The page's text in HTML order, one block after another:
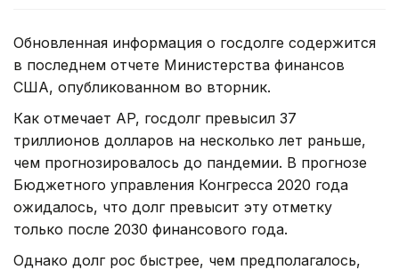
Обновленная информация о госдолге содержится
в последнем отчете Министерства финансов
США, опубликованном во вторник.
Как отмечает AP, госдолг превысил 37
триллионов долларов на несколько лет раньше,
чем прогнозировалось до пандемии. В прогнозе
Бюджетного управления Конгресса 2020 года
ожидалось, что долг превысит эту отметку
только после 2030 финансового года.
Однако долг рос быстрее, чем предполагалось,